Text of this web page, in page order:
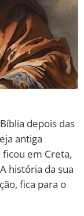
depois das
antiga
em Creta,
história da sua
fica para o